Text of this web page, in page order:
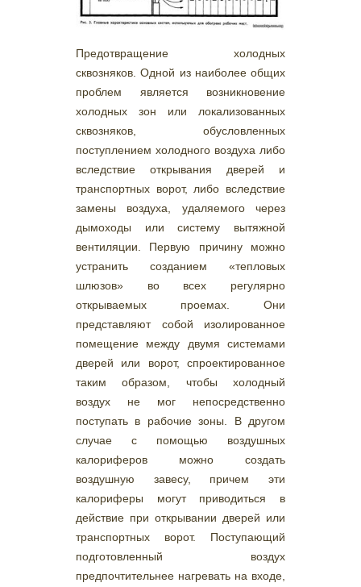
Предотвращение холодных
сквозняков. Одной из наиболее общих
проблем является возникновение
холодных зон или локализованных
сквозняков, обусловленных
поступлением холодного воздуха либо
вследствие открывания дверей и
транспортных ворот, либо вследствие
замены воздуха, удаляемого через
дымоходы или систему вытяжной
вентиляции. Первую причину можно
устранить созданием «тепловых
шлюзов» во всех регулярно
открываемых проемах. Они
представляют собой изолированное
помещение между двумя системами
дверей или ворот, спроектированное
таким образом, чтобы холодный
воздух не мог непосредственно
поступать в рабочие зоны. В другом
случае с помощью воздушных
калориферов можно создать
воздушную завесу, причем эти
калориферы могут приводиться в
действие при открывании дверей или
транспортных ворот. Поступающий
подготовленный воздух
предпочтительнее нагревать на входе,